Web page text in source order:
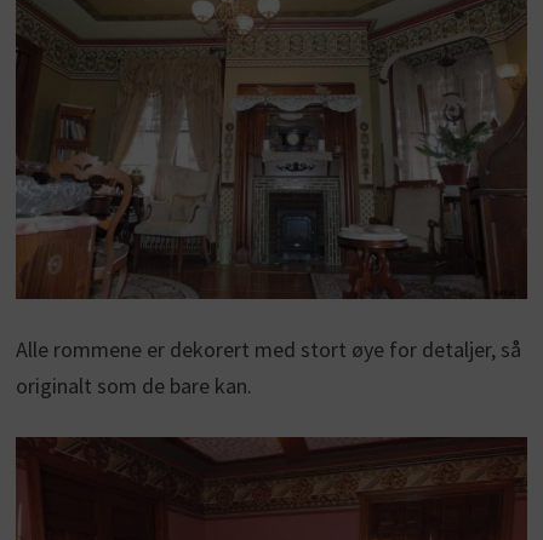
Alle rommene er dekorert med stort øye for detaljer, så
originalt som de bare kan.